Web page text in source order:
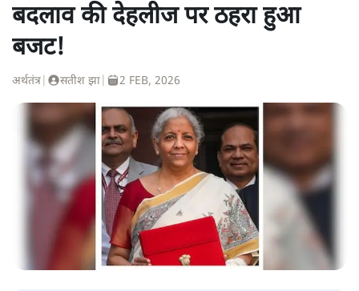
बदलाव की देहलीज पर ठहरा हुआ
बजट!
अर्थतंत्र सतीश झा 2 FEB, 2026